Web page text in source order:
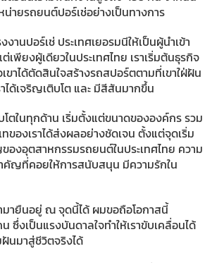
น่ายรถยนต์ปอร์เช่อย่างเป็นทางการ
งานปอร์เช่ ประเทศเยอรมนีให้เป็นผู้นำเข้า
พียงผู้เดียวในประเทศไทย เราเริ่มต้นธุรกิจ
าได้ตัดสินใจสร้างรถสปอร์ตตามที่เขาใฝ่ฝัน
ด้เจริญเติบโต และ มีสีสันมากขึ้น
ตในทุกด้าน เริ่มตั้งแต่ขนาดขององค์กร รวม
ของเราได้ส่งผลอย่างชัดเจน ตั้งแต่จุดเริ่ม
งอุตสาหกรรมรถยนต์ในประเทศไทย ความ
คัญที่คอยให้การสนับสนุน มีความรักใน
มายืนอยู่ ณ จุดนี้ได้ ผมขอถือโอกาสนี้
เป็นแรงบันดาลใจทำให้เราขับเคลื่อนได้
นมาสู่ชีวิตจริงได้